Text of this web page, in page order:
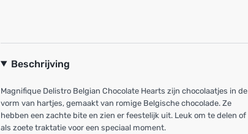
Beschrijving
Magnifique Delistro Belgian Chocolate Hearts zijn chocolaatjes in de
vorm van hartjes, gemaakt van romige Belgische chocolade. Ze
hebben een zachte bite en zien er feestelijk uit. Leuk om te delen of
als zoete traktatie voor een speciaal moment.